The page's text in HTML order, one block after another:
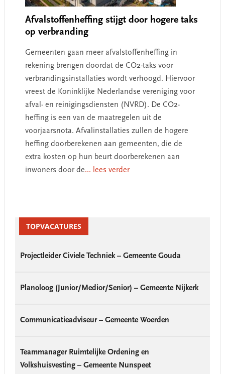
Afvalstoffenheffing stijgt door hogere taks
op verbranding
Gemeenten gaan meer afvalstoffenheffing in
rekening brengen doordat de CO2-taks voor
verbrandingsinstallaties wordt verhoogd. Hiervoor
vreest de Koninklijke Nederlandse vereniging voor
afval- en reinigingsdiensten (NVRD). De CO2-
heffing is een van de maatregelen uit de
voorjaarsnota. Afvalinstallaties zullen de hogere
heffing doorberekenen aan gemeenten, die de
extra kosten op hun beurt doorberekenen aan
inwoners door de... lees verder
SidebarTOPVACATURES
Projectleider Civiele Techniek – Gemeente Gouda
Planoloog (Junior/Medior/Senior) – Gemeente Nijkerk
Communicatieadviseur – Gemeente Woerden
Teammanager Ruimtelijke Ordening en
Volkshuisvesting – Gemeente Nunspeet